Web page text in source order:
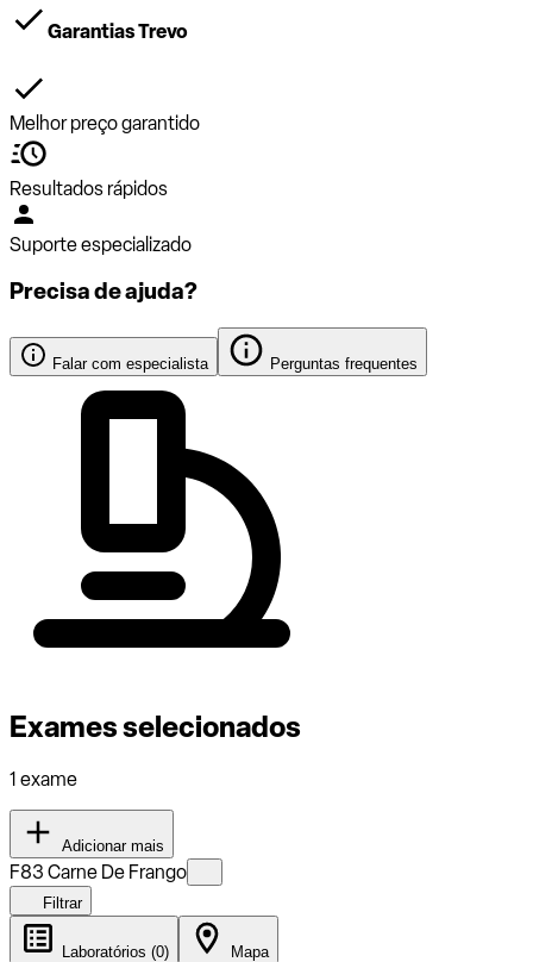
Garantias Trevo
Melhor preço garantido
Resultados rápidos
Suporte especializado
Precisa de ajuda?
Falar com especialista Perguntas frequentes
Exames selecionados
1 exame
Adicionar mais
F83 Carne De Frango
Filtrar
Laboratórios (0) Mapa